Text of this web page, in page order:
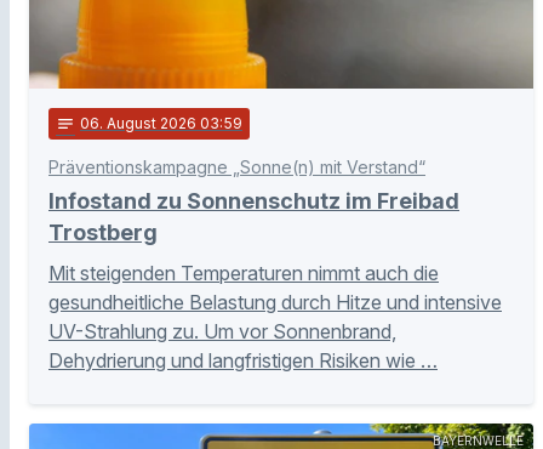
notes 06. August 2026 03:59
Präventionskampagne „Sonne(n) mit Verstand“
Infostand zu Sonnenschutz im Freibad
Trostberg
Mit steigenden Temperaturen nimmt auch die
gesundheitliche Belastung durch Hitze und intensive
UV-Strahlung zu. Um vor Sonnenbrand,
Dehydrierung und langfristigen Risiken wie …
BAYERNWELLE